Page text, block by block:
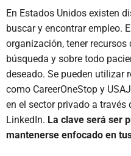
En Estados Unidos existen
buscar y encontrar empleo.
organización, tener
búsqueda y sobre todo
deseado. Se pueden utilizar
como CareerOneStop y
en el sector privado a
LinkedIn. La clave será ser
mantenerse enfocado en